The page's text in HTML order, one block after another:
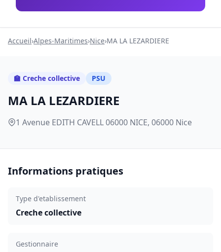
Accueil›Alpes-Maritimes›Nice›MA LA LEZARDIERE
🏫 Creche collective PSU
MA LA LEZARDIERE
1 Avenue EDITH CAVELL 06000 NICE, 06000 Nice
Informations pratiques
Type d'etablissement
Creche collective
Gestionnaire